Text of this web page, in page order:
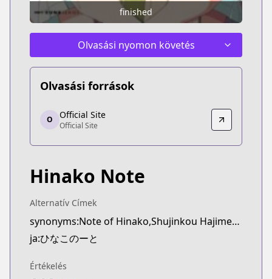
finished
Olvasási nyomon követés
Olvasási források
Official Site
Official Site
O Official Site
Official Site
Hinako Note
Alternatív Címek
synonyms:Note of Hinako,Shujinkou Hajimemashita
ja:ひなこのーと
Értékelés